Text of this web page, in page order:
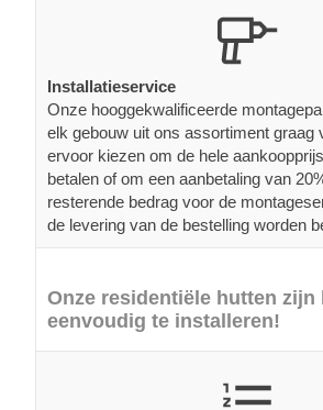
Installatieservice
Onze hooggekwalificeerde
elk gebouw uit ons assortiment graag
ervoor kiezen om de hele
betalen of om een aanbetaling van
resterende bedrag voor de
de levering van de bestelling worden
Onze residentiële hutten zijn
eenvoudig te installeren!